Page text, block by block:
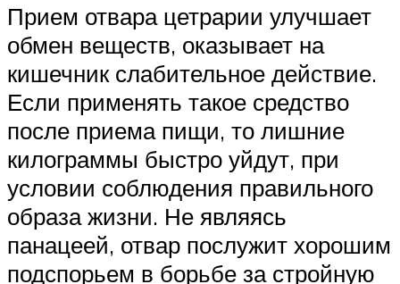
Прием отвара цетрарии улучшает
обмен веществ, оказывает на
кишечник слабительное действие.
Если применять такое средство
после приема пищи, то лишние
килограммы быстро уйдут, при
условии соблюдения правильного
образа жизни. Не являясь
панацеей, отвар послужит хорошим
подспорьем в борьбе за стройную